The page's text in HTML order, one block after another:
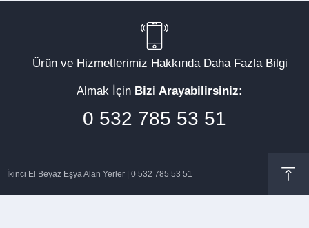
Ürün ve Hizmetlerimiz Hakkında Daha Fazla Bilgi
Almak İçin Bizi Arayabilirsiniz:
0 532 785 53 51
İkinci El Beyaz Eşya Alan Yerler | 0 532 785 53 51